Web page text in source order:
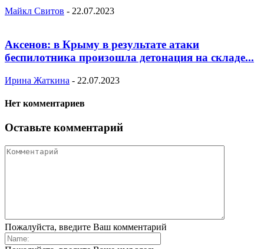
Майкл Свитов - 22.07.2023
Аксенов: в Крыму в результате атаки
беспилотника произошла детонация на складе...
Ирина Жаткина - 22.07.2023
Нет комментариев
Оставьте комментарий
Пожалуйста, введите Ваш комментарий